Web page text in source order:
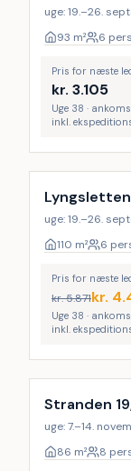
uge: 19.–26.
93 m² 6
Pris for næste
kr. 3.105
Uge 38 ·
inkl.
uge: 19.–26.
110 m² 6
Pris for næste
kr.5.871kr.
Uge 38 ·
inkl.
Stranden
uge: 7.–14.
86 m² 8